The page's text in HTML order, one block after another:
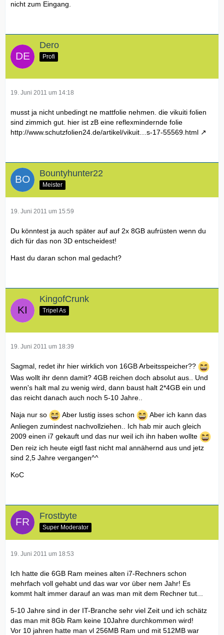
nicht zum Eingang.
Dero
Profi
19. Juni 2011 um 14:18
musst ja nicht unbedingt ne mattfolie nehmen. die vikuiti folien
sind zimmich gut. hier ist zB eine reflexmindernde folie
http://www.schutzfolien24.de/artikel/vikuit…s-17-55569.html
Bountyhunter22
Meister
19. Juni 2011 um 15:59
Du könntest ja auch später auf auf 2x 8GB aufrüsten wenn du
dich für das non 3D entscheidest!
Hast du daran schon mal gedacht?
KingofCrunk
Tripel As
19. Juni 2011 um 18:39
Sagmal, redet ihr hier wirklich von 16GB Arbeitsspeicher??
Was wollt ihr denn damit? 4GB reichen doch absolut aus.. Und
wenn's halt mal zu wenig wird, dann baust halt 2*4GB ein und
das reicht danach auch noch 5-10 Jahre..
Naja nur so Aber lustig isses schon
Aber ich kann das
Anliegen zumindest nachvollziehen.. Ich hab mir auch gleich
2009 einen i7 gekauft und das nur weil ich ihn haben wollte
Den reiz ich heute eigtl fast nicht mal annähernd aus und jetz
sind 2,5 Jahre vergangen^^
KoC
Frostbyte
Super Moderator
19. Juni 2011 um 18:53
Ich hatte die 6GB Ram meines alten i7-Rechners schon
mehrfach voll gehabt und das war vor über nem Jahr! Es
kommt halt immer darauf an was man mit dem Rechner tut...
5-10 Jahre sind in der IT-Branche sehr viel Zeit und ich schätz
das man mit 8Gb Ram keine 10Jahre durchkommen wird!
Vor 10 jahren hatte man vl 256MB Ram und mit 512MB war